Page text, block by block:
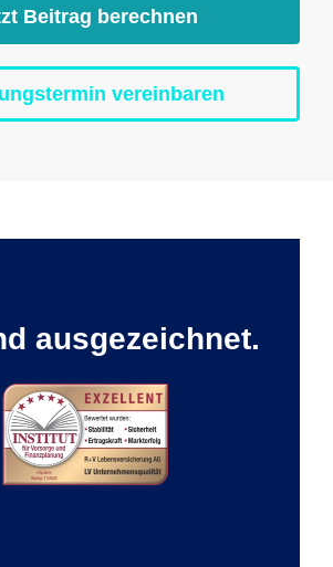
Beitrag berechnen
vereinbaren
ausgezeichnet.